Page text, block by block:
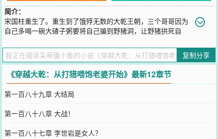
简介：
宋国柱重生了。重生到了饿殍无数的大乾王朝，三个哥哥因为
自己多喝一碗大碴子粥要将自己骗到野猪洞，让野猪拱死自
寡一生。”“B.解开上来的绳子，送三位哥哥去西天，你将获得逍遥御兽
系统，继承家里的大瓦房、睡着三个哥哥亲手打造的大床，带着三个
嫂嫂，过上逍遥快活、顿顿有肉吃的幸福日子。”BBB....老子选B！！
您要是觉得《穿越大乾：从打猎喂饱老婆开始》还不错的话请不要忘
记向您QQ群和微博微信里的朋友推荐哦！
复制分享
《穿越大乾：从打猎喂饱老婆开始》最新12章节
第一百八十九章 大结局
第一百八十八章 大战！
第一百八十七章 李世岩是女人？